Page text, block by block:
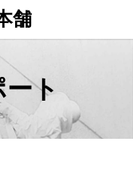
舗
ト